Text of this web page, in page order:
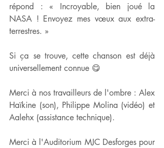
répond : « Incroyable, bien joué la
NASA ! Envoyez mes vœux aux extra-
terrestres. »
Si ça se trouve, cette chanson est déjà
universellement connue 😋
Merci à nos travailleurs de l'ombre : Alex
Haïkine (son), Philippe Molina (vidéo) et
Aalehx (assistance technique).
Merci à l'Auditorium MJC Desforges pour